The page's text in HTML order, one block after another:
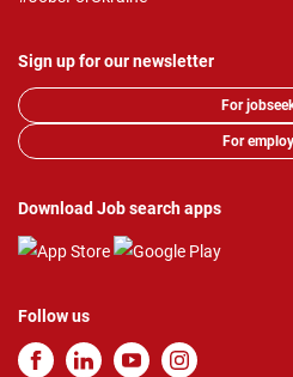
Sign up for our newsletter
For
For
Download Job search apps
Follow us